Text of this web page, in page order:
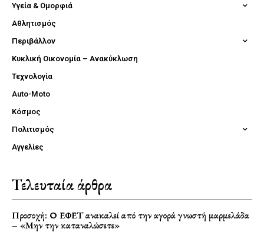
Υγεία & Ομορφιά
Αθλητισμός
Περιβάλλον
Κυκλική Οικονομία – Ανακύκλωση
Τεχνολογία
Auto-Moto
Κόσμος
Πολιτισμός
Αγγελίες
Τελευταία άρθρα
Προσοχή: Ο ΕΦΕΤ ανακαλεί από την αγορά γνωστή μαρμελάδα
– «Μην την καταναλώσετε»